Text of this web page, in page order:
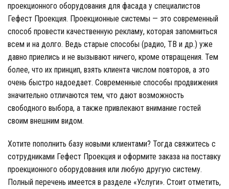
проекционного оборудования для фасада у специалистов
Гефест Проекция. Проекционные системы — это современный
способ провести качественную рекламу, которая запомниться
всем и на долго. Ведь старые способы (радио, ТВ и др.) уже
давно приелись и не вызывают ничего, кроме отвращения. Тем
более, что их принцип, взять клиента числом повторов, а это
очень быстро надоедает. Современные способы продвижения
значительно отличаются тем, что дают возможность
свободного выбора, а также привлекают внимание гостей
своим внешним видом.
Хотите пополнить базу новыми клиентами? Тогда свяжитесь с
сотрудниками Гефест Проекция и оформите заказа на поставку
проекционного оборудования или любую другую систему.
Полный перечень имеется в разделе «Услуги». Стоит отметить,